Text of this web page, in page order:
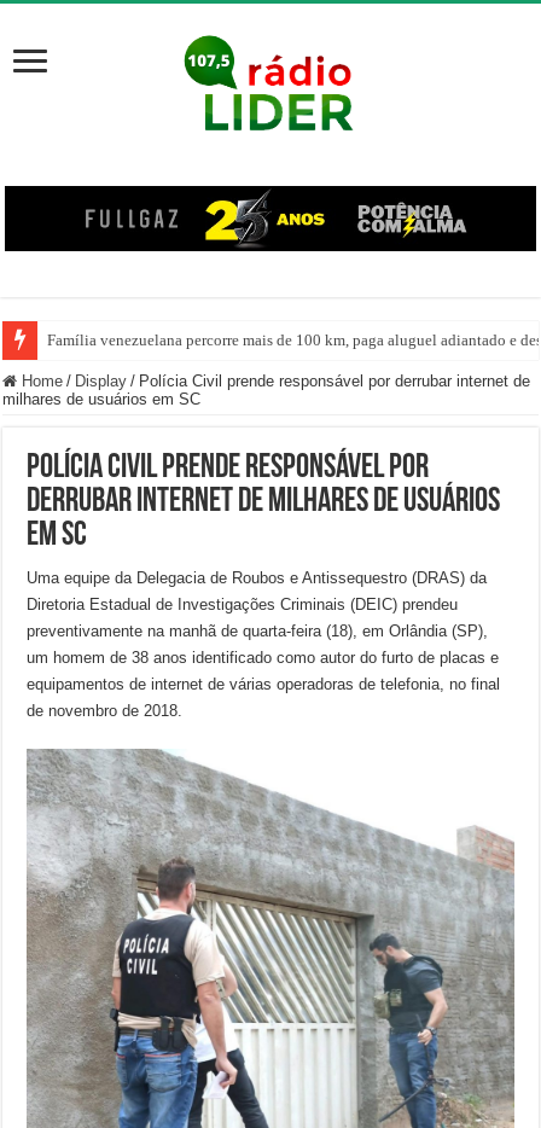
Família venezuelana percorre mais de 100 km, paga aluguel adiantado e
Centro de ciclone fica sobre o oceano e não atinge diretamente SC,
Home / Display / Polícia Civil prende responsável por derrubar internet de
milhares de usuários em SC
Polícia Civil prende responsável por
derrubar internet de milhares de usuários
em SC
Uma equipe da Delegacia de Roubos e Antissequestro (DRAS) da
Diretoria Estadual de Investigações Criminais (DEIC) prendeu
preventivamente na manhã de quarta-feira (18), em Orlândia (SP),
um homem de 38 anos identificado como autor do furto de placas e
equipamentos de internet de várias operadoras de telefonia, no final
de novembro de 2018.